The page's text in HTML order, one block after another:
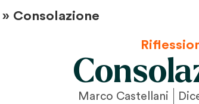
» Consolazione
Marco Castellani